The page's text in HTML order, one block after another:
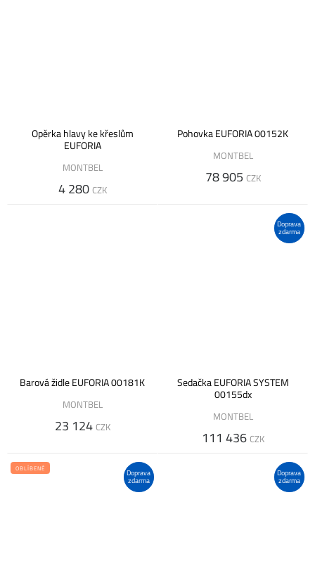
Opěrka hlavy ke křeslům
EUFORIA
MONTBEL
4 280 CZK
Pohovka EUFORIA 00152K
MONTBEL
78 905 CZK
Barová židle EUFORIA 00181K
MONTBEL
23 124 CZK
Doprava
zdarma
Sedačka EUFORIA SYSTEM
00155dx
MONTBEL
111 436 CZK
Doprava
zdarma
OBLÍBENÉ Doprava
zdarma